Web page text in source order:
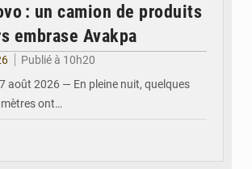
: un camion de produits
embrase Avakpa
Publié à 10h20
août 2026 — En pleine nuit, quelques
ont…